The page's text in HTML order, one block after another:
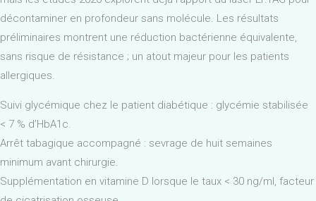
décontaminer en profondeur sans molécule. Les résultats
préliminaires montrent une réduction bactérienne équivalente,
sans risque de résistance ; un atout majeur pour les patients
allergiques.
Suivi glycémique chez le patient diabétique : glycémie stabilisée
< 7 % d’HbA1c.
Arrêt tabagique accompagné : sevrage de huit semaines
minimum avant chirurgie.
Supplémentation en vitamine D lorsque le taux < 30 ng/ml, facteur